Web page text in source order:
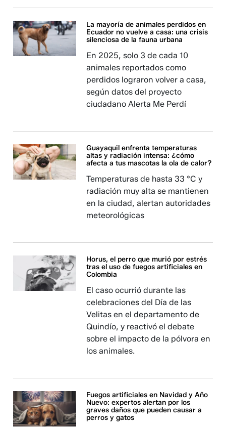
La mayoría de animales perdidos en
Ecuador no vuelve a casa: una crisis
silenciosa de la fauna urbana
En 2025, solo 3 de cada 10
animales reportados como
perdidos lograron volver a casa,
según datos del proyecto
ciudadano Alerta Me Perdí
Guayaquil enfrenta temperaturas
altas y radiación intensa: ¿cómo
afecta a tus mascotas la ola de calor?
Temperaturas de hasta 33 °C y
radiación muy alta se mantienen
en la ciudad, alertan autoridades
meteorológicas
Horus, el perro que murió por estrés
tras el uso de fuegos artificiales en
Colombia
El caso ocurrió durante las
celebraciones del Día de las
Velitas en el departamento de
Quindío, y reactivó el debate
sobre el impacto de la pólvora en
los animales.
Fuegos artificiales en Navidad y Año
Nuevo: expertos alertan por los
graves daños que pueden causar a
perros y gatos